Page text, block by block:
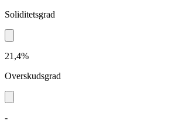
Soliditetsgrad
21,4%
Overskudsgrad
-